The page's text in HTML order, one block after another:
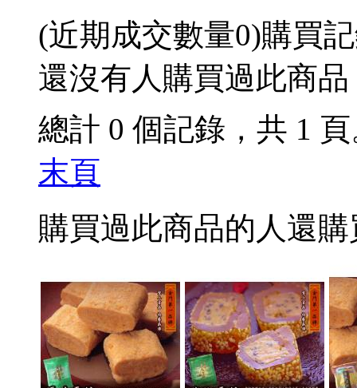
(近期成交數量0)購買
還沒有人購買過此商品
總計 0 個記錄，共 1
末頁
購買過此商品的人還購